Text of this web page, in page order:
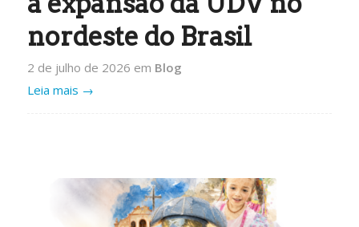
nordeste do Brasil
2 de julho de 2026 em Blog
Leia mais →